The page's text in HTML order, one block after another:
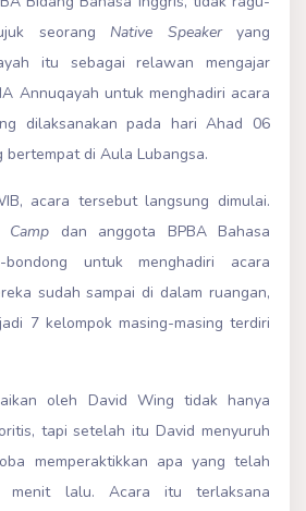
seorang Native Speakeryang
itu sebagai relawan mengajar
Annuqayah untuk menghadiri acara
dilaksanakan pada hari Ahad 06
bertempat di Aula Lubangsa.
acara tersebut langsung dimulai.
Camp dan anggota BPBA Bahasa
bondong untuk menghadiri acara
sudah sampai di dalam ruangan,
7 kelompok masing-masing terdiri
oleh David Wing tidak hanya
tapi setelah itu David menyuruh
memperaktikkan apa yang telah
menit lalu. Acara itu terlaksana